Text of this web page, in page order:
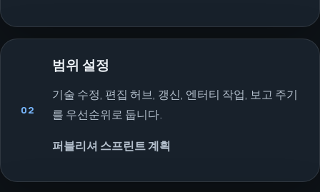
02
범위 설정
기술 수정, 편집 허브, 갱신, 엔터티 작업, 보고 주기
를 우선순위로 둡니다.
퍼블리셔 스프린트 계획